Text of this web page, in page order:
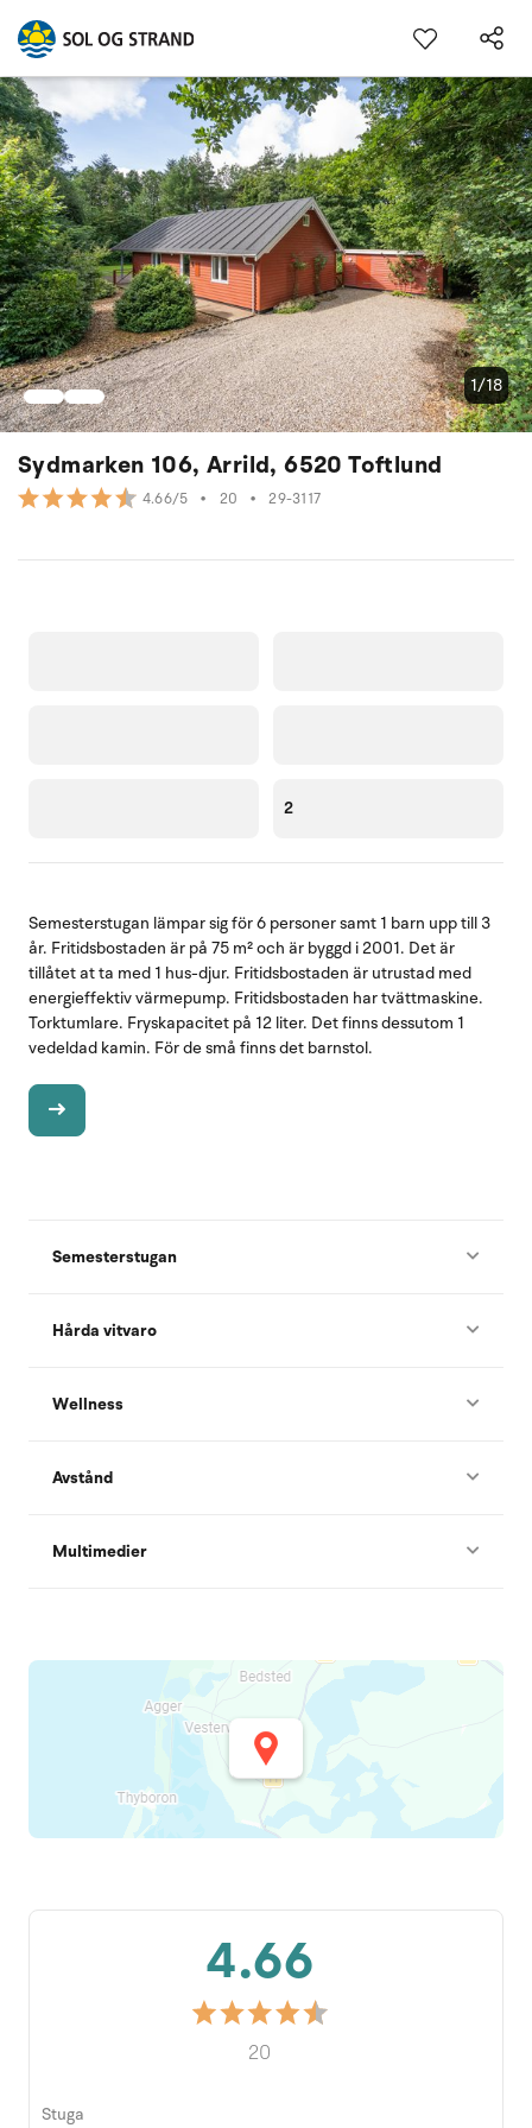
Sydmarken 106, Arrild, 6520 Toftlund
4.66/5 • 20 • 29-3117
1/18
2
Semesterstugan lämpar sig för 6 personer samt 1 barn upp till 3
år. Fritidsbostaden är på 75 m² och är byggd i 2001. Det är
tillåtet at ta med 1 hus-djur. Fritidsbostaden är utrustad med
energieffektiv värmepump. Fritidsbostaden har tvättmaskine.
Torktumlare. Fryskapacitet på 12 liter. Det finns dessutom 1
vedeldad kamin. För de små finns det barnstol.
Semesterstugan
Hårda vitvaro
Wellness
Avstånd
Multimedier
4.66
20
Stuga